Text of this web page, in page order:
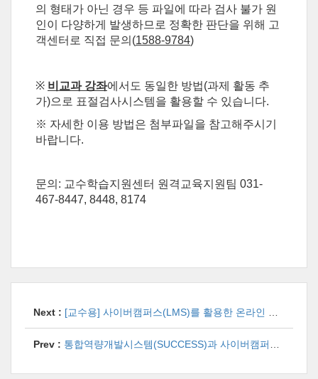
의 형태가 아닌 경우 등 파일에 따라 검사 불가 원
인이 다양하게 발생하므로 정확한 판단을 위해 고
객센터로 직접 문의(1588-9784)
※ 비교과 강좌에서도 동일한 방법(과제 활동 추
가)으로 표절검사시스템을 활용할 수 있습니다.
※ 자세한 이용 방법은 첨부파일을 참고해주시기
바랍니다.
문의: 교수학습지원센터 원격교육지원팀 031-
467-8447, 8448, 8174
Next : [교수용] 사이버캠퍼스(LMS)를 활용한 온라인 시험 매뉴얼 모음 안내
Prev : 통합역량개발시스템(SUCCESS)과 사이버캠퍼스(LMS) 비교과 프로그램 연동방법 안내